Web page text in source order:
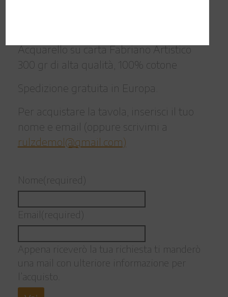
Acquarello su carta Fabriano Artistico
300 gr di alta qualità, 100% cotone
Spedizione gratuita in Europa.
Per acquistare la tavola, inserisci il tuo
nome e email (oppure scrivimi a
rulzdemol@gmail.com)
Nome(required)
Email(required)
Appena riceverò la tua richiesta ti manderò
una mail con ulteriore informazione per
l’acquisto.